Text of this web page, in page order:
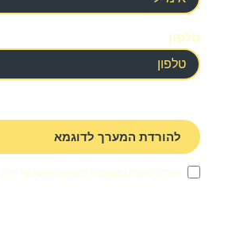
טלפון
ההורדה מותנית בהצטרפות לרשימת התפוצה של תל"ם
להורדת המערך לדוגמא